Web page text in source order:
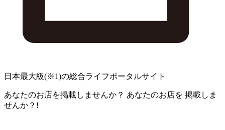
日本最大級(※1)の総合ライフポータルサイト
あなたのお店を掲載しませんか？ あなたのお店を 掲載しま
せんか？!